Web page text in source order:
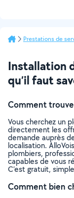
Prestations de
Installation
qu’il faut
Comment
Vous cherchez un
directement les
demande auprès
localisation.
plombiers,
capables de vous
C’est gratuit,
Comment bien